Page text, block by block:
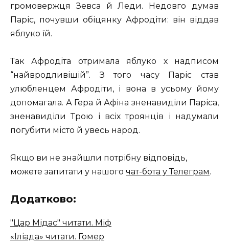
громовержця Зевса й Леди. Недовго думав
Паріс, почувши обіцянку Афродіти: він віддав
яблуко їй.
Так Афродіта отримала яблуко х надписом
“найвродливішій”. З того часу Паріс став
улюбленцем Афродіти, і вона в усьому йому
допомагала. А Гера й Афіна зненавиділи Паріса,
зненавиділи Трою і всіх троянців і надумали
погубити місто й увесь народ.
Якщо ви не знайшли потрібну відповідь,
можете запитати у нашого чат-бота у Телеграм.
Додатково:
"Цар Мідас" читати. Міф
«Іліада» читати. Гомер